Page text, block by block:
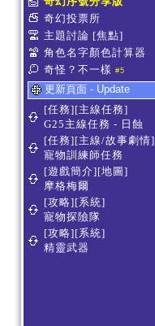
奇幻投票所
主題討論 [焦點]
角色名字顏色計算器
奇怪？不一樣 #5
更新頁面 - Update
[任務][主線任務]
G25主線任務 - 日蝕
[任務][主線/故事劇情]
寵物訓練師任務
[遊戲簡介][地圖]
摩格梅爾
[攻略][系統]
寵物探險隊
[攻略][系統]
精靈武器